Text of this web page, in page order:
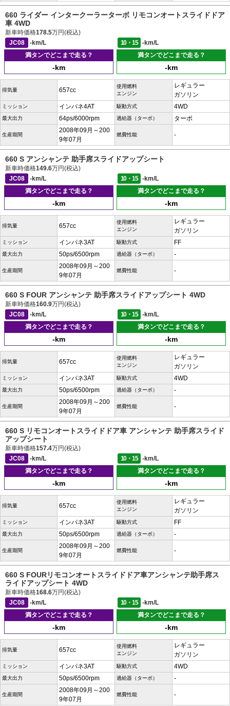
660 ライダー インタークーラーターボ リモコンオートスライドドア
車 4WD
新車時価格178.5万円(税込)
JC08
-km/L 10・15
-km/L
満タンでどこまで走る？
-km
満タンでどこまで走る？
-km
排気量 657cc
使用燃料
エンジン
レギュラー
ガソリン
ミッション インパネ4AT 駆動方式 4WD
最大出力 64ps/6000rpm 過給器（ターボ） ターボ
生産期間
2008年09月～200
9年07月
燃費性能 -
660 S アンシャンテ 助手席スライドアップシート
新車時価格149.6万円(税込)
JC08
-km/L 10・15
-km/L
満タンでどこまで走る？
-km
満タンでどこまで走る？
-km
排気量 657cc
使用燃料
エンジン
レギュラー
ガソリン
ミッション インパネ3AT 駆動方式 FF
最大出力 50ps/6500rpm 過給器（ターボ） -
生産期間
2008年09月～200
9年07月
燃費性能 -
660 S FOUR アンシャンテ 助手席スライドアップシート 4WD
新車時価格160.9万円(税込)
JC08
-km/L 10・15
-km/L
満タンでどこまで走る？
-km
満タンでどこまで走る？
-km
排気量 657cc
使用燃料
エンジン
レギュラー
ガソリン
ミッション インパネ3AT 駆動方式 4WD
最大出力 50ps/6500rpm 過給器（ターボ） -
生産期間
2008年09月～200
9年07月
燃費性能 -
660 S リモコンオートスライドドア車 アンシャンテ 助手席スライド
アップシート
新車時価格157.4万円(税込)
JC08
-km/L 10・15
-km/L
満タンでどこまで走る？
-km
満タンでどこまで走る？
-km
排気量 657cc
使用燃料
エンジン
レギュラー
ガソリン
ミッション インパネ3AT 駆動方式 FF
最大出力 50ps/6500rpm 過給器（ターボ） -
生産期間
2008年09月～200
9年07月
燃費性能 -
660 S FOURリモコンオートスライドドア車アンシャンテ助手席ス
ライドアップシート 4WD
新車時価格168.6万円(税込)
JC08
-km/L 10・15
-km/L
満タンでどこまで走る？
-km
満タンでどこまで走る？
-km
排気量 657cc
使用燃料
エンジン
レギュラー
ガソリン
ミッション インパネ3AT 駆動方式 4WD
最大出力 50ps/6500rpm 過給器（ターボ） -
生産期間
2008年09月～200
9年07月
燃費性能 -